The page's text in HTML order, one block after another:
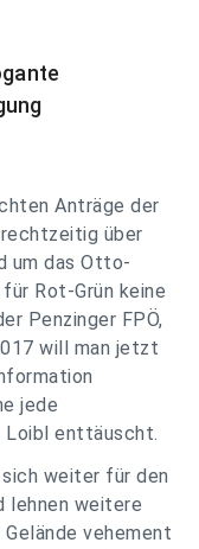
Anträge der
über
um das Otto-
Rot-Grün keine
Penzinger FPÖ,
will man jetzt
jede
Loibl enttäuscht.
weiter für den
lehnen weitere
vehement